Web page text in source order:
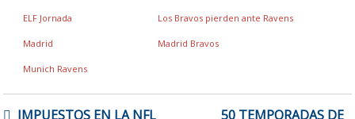
ELF Jornada Los Bravos pierden ante Ravens
Madrid Madrid Bravos
Munich Ravens
IMPUESTOS EN LA NFL 50 TEMPORADAS DE